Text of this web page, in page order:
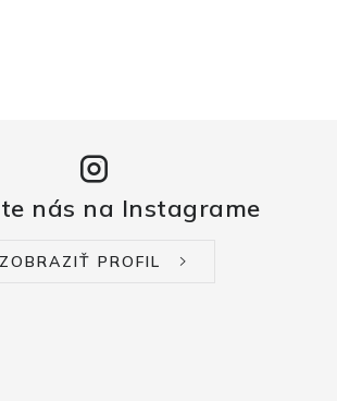
nás na Instagrame
ZOBRAZIŤ PROFIL